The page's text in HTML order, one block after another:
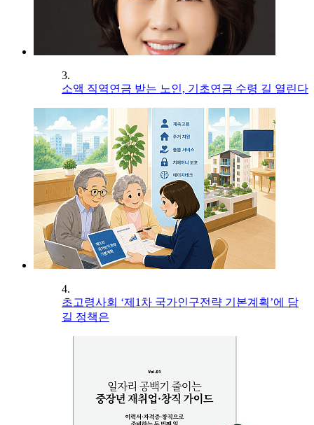
3.
소액 직역연금 받는 노인, 기초연금 수령 길 열린다
4.
초고령사회 ‘제1차 국가인구전략 기본계획’에 담
길 정책은